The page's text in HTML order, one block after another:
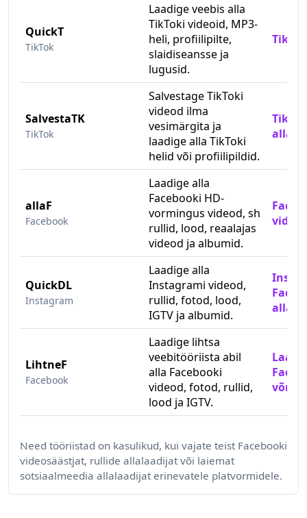
QuickT
TikTok
Laadige veebis alla
TikToki videoid, MP3-
heli, profiilipilte,
slaidiseansse ja
lugusid.
SalvestaTK
TikTok
Salvestage TikToki
videod ilma
vesimärgita ja
laadige alla TikToki
helid või profiilipildid.
allaF
Facebook
Laadige alla
Facebooki HD-
vormingus videod, sh
rullid, lood, reaalajas
videod ja albumid.
QuickDL
Instagram
Laadige alla
Instagrami videod,
rullid, fotod, lood,
IGTV ja albumid.
LihtneF
Facebook
Laadige lihtsa
veebitööriista abil
alla Facebooki
videod, fotod, rullid,
lood ja IGTV.
Need tööriistad on kasulikud, kui vajate teist Facebooki
videosäästjat, rullide allalaadijat või laiemat
sotsiaalmeedia allalaadijat erinevatele platvormidele.